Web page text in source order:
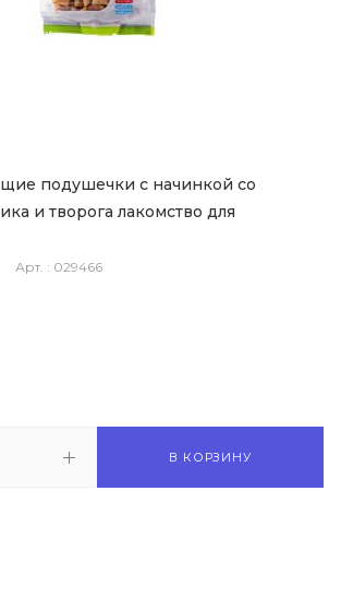
подушечки с начинкой со
и творога лакомство для
Арт. : 029466
В КОРЗИНУ